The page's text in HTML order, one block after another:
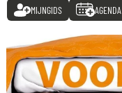
MIJNGIDS AGENDA